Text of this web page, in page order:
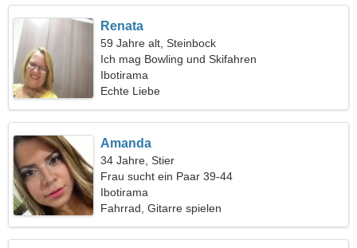
Renata
59 Jahre alt, Steinbock
Ich mag Bowling und Skifahren
Ibotirama
Echte Liebe
Amanda
34 Jahre, Stier
Frau sucht ein Paar 39-44
Ibotirama
Fahrrad, Gitarre spielen